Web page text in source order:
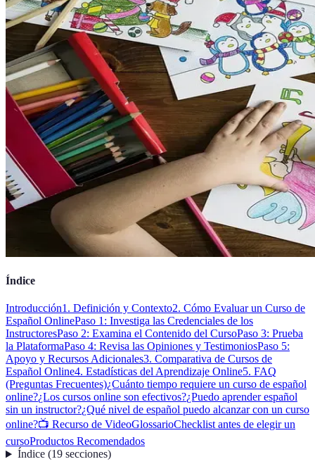
Índice
Introducción1. Definición y Contexto2. Cómo Evaluar un Curso de
Español OnlinePaso 1: Investiga las Credenciales de los
InstructoresPaso 2: Examina el Contenido del CursoPaso 3: Prueba
la PlataformaPaso 4: Revisa las Opiniones y TestimoniosPaso 5:
Apoyo y Recursos Adicionales3. Comparativa de Cursos de
Español Online4. Estadísticas del Aprendizaje Online5. FAQ
(Preguntas Frecuentes)¿Cuánto tiempo requiere un curso de español
online?¿Los cursos online son efectivos?¿Puedo aprender español
sin un instructor?¿Qué nivel de español puedo alcanzar con un curso
online?📺 Recurso de VideoGlossarioChecklist antes de elegir un
cursoProductos Recomendados
Índice(19 secciones)